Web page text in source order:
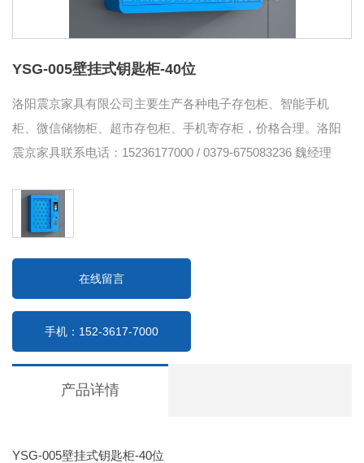
YSG-005壁挂式钥匙柜-40位
洛阳震京家具有限公司主要生产各种电子存包柜、智能手机
柜、微信储物柜、超市存包柜、手机寄存柜，价格合理。洛阳
震京家具联系电话：15236177000 / 0379-675083236 魏经理
在线留言
手机：152-3617-7000
产品详情
YSG-005壁挂式钥匙柜-40位